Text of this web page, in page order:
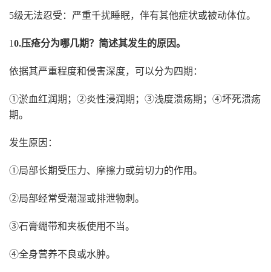
5级无法忍受：严重千扰睡眠，伴有其他症状或被动体位。
10.压疮分为哪几期？简述其发生的原因。
依据其严重程度和侵害深度，可以分为四期：
①淤血红润期；②炎性浸润期；③浅度溃疡期；④坏死溃疡
期。
发生原因：
①局部长期受压力、摩擦力或剪切力的作用。
②局部经常受潮湿或排泄物刺。
③石膏绷带和夹板使用不当。
④全身营养不良或水肿。